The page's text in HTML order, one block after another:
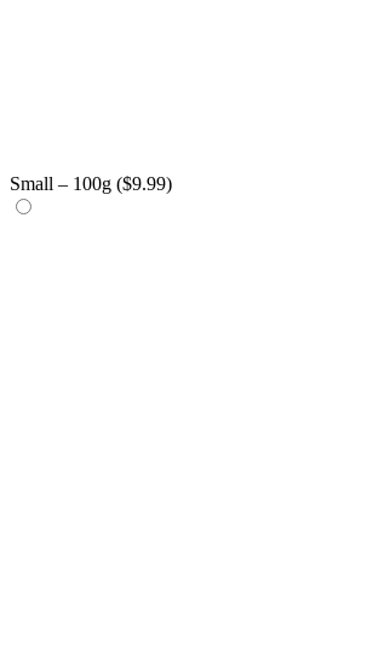
Small – 100g ($9.99)